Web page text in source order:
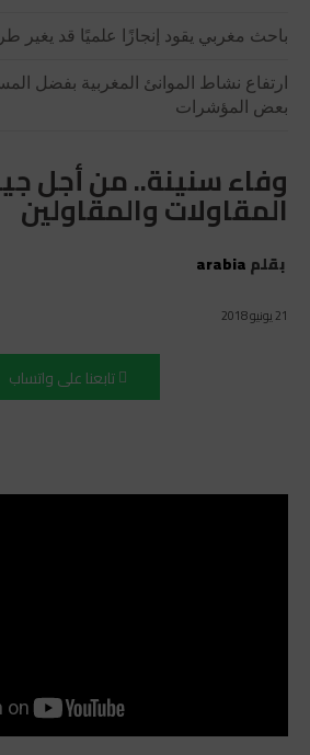
باحث مغربي يقود إنجازًا علميًا قد يغير
ارتفاع نشاط الموانئ المغربية بفضل
بعض المؤشرات
وفاء سنينة.. من أجل
المقاولات والمقاولين
بقلمarabia
21 يونيو 2018
تابعنا على واتساب